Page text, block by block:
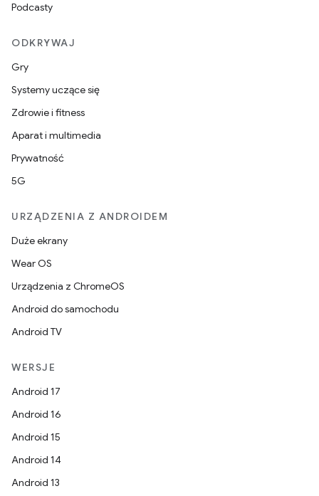
Podcasty
ODKRYWAJ
Gry
Systemy uczące się
Zdrowie i fitness
Aparat i multimedia
Prywatność
5G
URZĄDZENIA Z ANDROIDEM
Duże ekrany
Wear OS
Urządzenia z ChromeOS
Android do samochodu
Android TV
WERSJE
Android 17
Android 16
Android 15
Android 14
Android 13